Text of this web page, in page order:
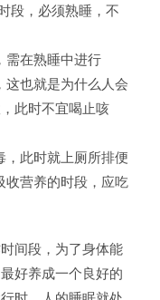
段，必须熟睡，不
需在熟睡中进行
也就是为什么人会
此时不宜喝止咳
此时就上厕所排便
营养的时段，应吃
间段，为了身体能
好养成一个良好的